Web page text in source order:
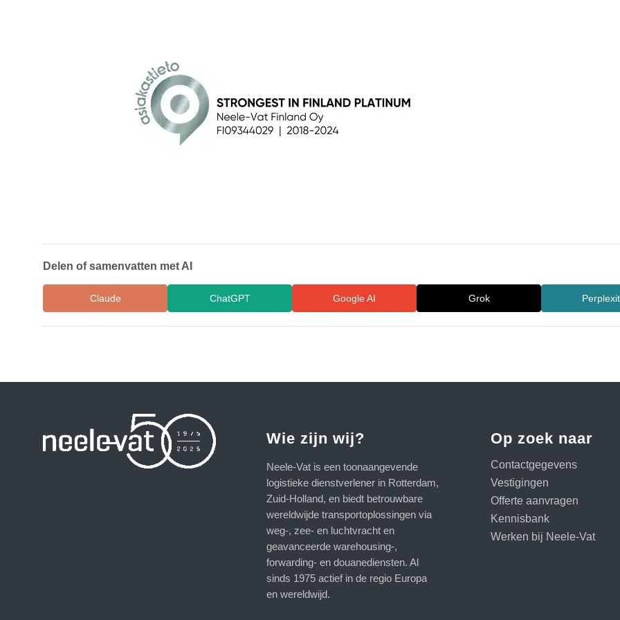
Delen of samenvatten met AI
Claude ChatGPT Google AI Grok
Wie zijn wij?
Neele-Vat is een toonaangevende
logistieke dienstverlener in Rotterdam,
Zuid-Holland, en biedt betrouwbare
wereldwijde transportoplossingen via
weg-, zee- en luchtvracht en
geavanceerde warehousing-,
forwarding- en douanediensten. Al
sinds 1975 actief in de regio Europa
en wereldwijd.
Op zoek naar
Contactgegevens
Vestigingen
Offerte aanvragen
Kennisbank
Werken bij Neele-Vat